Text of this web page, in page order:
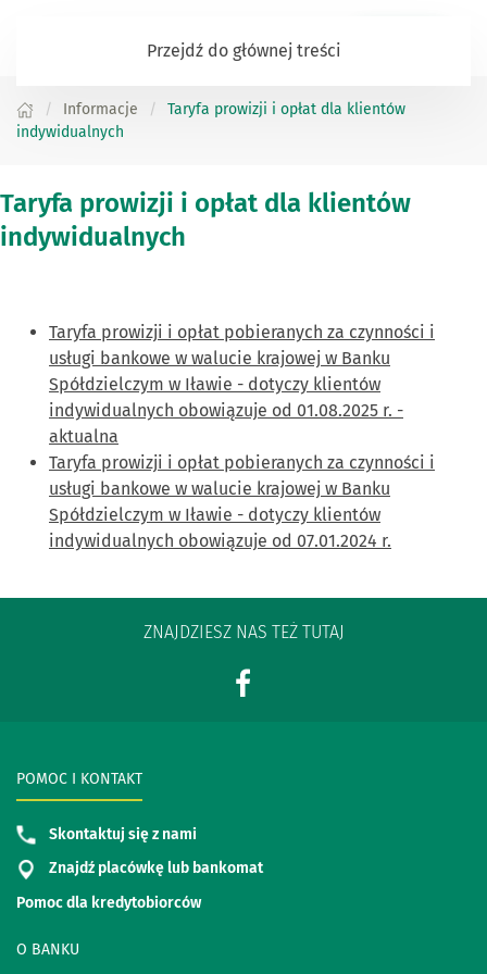
Przejdź do głównej treści
Informacje
Taryfa prowizji i opłat dla klientów
indywidualnych
Taryfa prowizji i opłat dla klientów
indywidualnych
Taryfa prowizji i opłat pobieranych za czynności i
usługi bankowe w walucie krajowej w Banku
Spółdzielczym w Iławie - dotyczy klientów
indywidualnych obowiązuje od 01.08.2025 r. -
aktualna
Taryfa prowizji i opłat pobieranych za czynności i
usługi bankowe w walucie krajowej w Banku
Spółdzielczym w Iławie - dotyczy klientów
indywidualnych obowiązuje od 07.01.2024 r.
ZNAJDZIESZ NAS TEŻ TUTAJ
O BANKU
POMOC I KONTAKT
Skontaktuj się z nami
Znajdź placówkę lub bankomat
Pomoc dla kredytobiorców